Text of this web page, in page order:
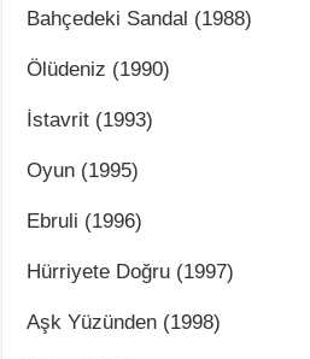
Bahçedeki Sandal (1988)
Ölüdeniz (1990)
İstavrit (1993)
Oyun (1995)
Ebruli (1996)
Hürriyete Doğru (1997)
Aşk Yüzünden (1998)